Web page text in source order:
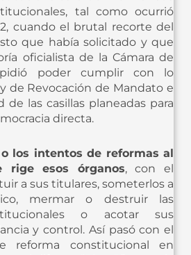
tal como ocurrió
cuando el brutal recorte del
que había solicitado y que
oficialista de la Cámara de
poder cumplir con lo
de Revocación de Mandato e
de las casillas planeadas para
directa.
los intentos de reformas al
rige esos órganos, con el
a sus titulares, someterlos a
mermar o destruir las
o acotar sus
y control. Así pasó con el
reforma constitucional en